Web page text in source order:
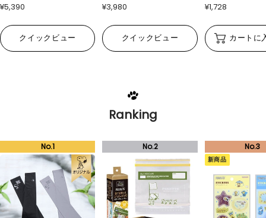
¥5,390
クイックビュー
¥3,980
クイックビュー
¥1,728
カートに
Ranking
新商品